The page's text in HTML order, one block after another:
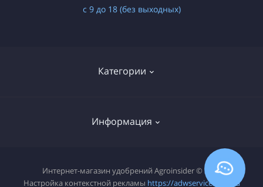
Категории
Минеральные
Сапропелевые
Информация
О нас
с 9 до 18 (без выходных)
Интернет-магазин удобрений Agroinsider © 2026
Настройка контекстной рекламы https://adwservice.com.ua